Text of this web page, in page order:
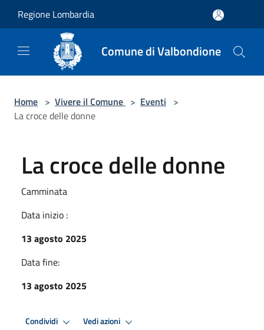
Regione Lombardia
Comune di Valbondione
Home > Vivere il Comune > Eventi >
La croce delle donne
La croce delle donne
Camminata
Data inizio :
13 agosto 2025
Data fine:
13 agosto 2025
Condividi Vedi azioni